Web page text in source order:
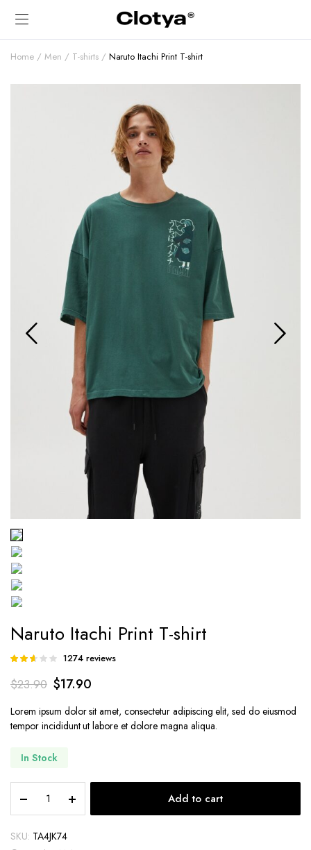
Home Men T-shirts Naruto Itachi Print T-shirt
Naruto Itachi Print T-shirt
Rated
out of
based
on
269
customer
1274reviews
$23.90 $17.90
Lorem ipsum dolor sit amet, consectetur adipiscing elit, sed do eiusmod
tempor incididunt ut labore et dolore magna aliqua.
In Stock
Itachi
Print
T-
shirt
Add to cart
SKU: TA4JK74